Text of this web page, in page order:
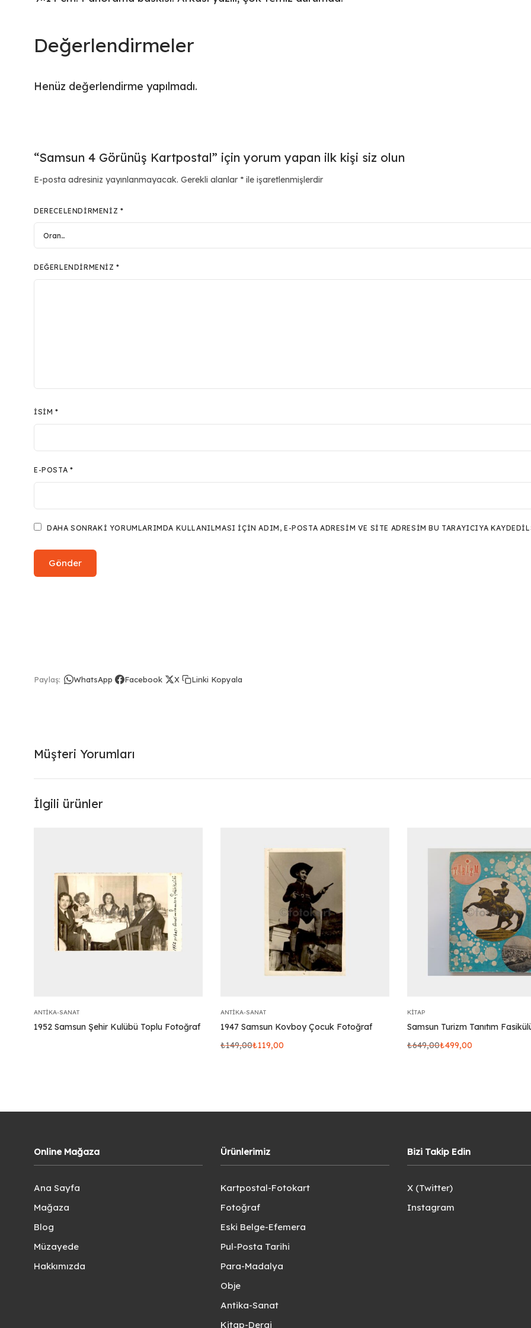
Değerlendirmeler
Henüz değerlendirme yapılmadı.
“Samsun 4 Görünüş Kartpostal” için yorum yapan ilk kişi siz olun
E-posta adresiniz yayınlanmayacak. Gerekli alanlar * ile işaretlenmişlerdir
DERECELENDIRMENIZ *
DEĞERLENDIRMENIZ*
İSIM*
E-POSTA *
DAHA SONRAKI YORUMLARIMDA KULLANILMASI IÇIN ADIM, E-POSTA ADRESIM VE SITE ADRESIM BU TARAYICIYA
Paylaş: WhatsApp Facebook X Linki Kopyala
Müşteri Yorumları
İlgili ürünler
ANTIKA-SANAT
1952 Samsun Şehir Kulübü Toplu Fotoğraf
ANTIKA-SANAT
1947 Samsun Kovboy Çocuk Fotoğraf
₺149,00₺119,00
KITAP
Samsun Turizm Tanıtım
₺649,00₺499,00
Online Mağaza
Ana Sayfa
Mağaza
Blog
Müzayede
Hakkımızda
Ürünlerimiz
Kartpostal-Fotokart
Fotoğraf
Eski Belge-Efemera
Pul-Posta Tarihi
Para-Madalya
Obje
Antika-Sanat
Kitap-Dergi
Bizi Takip Edin
X (Twitter)
Instagram